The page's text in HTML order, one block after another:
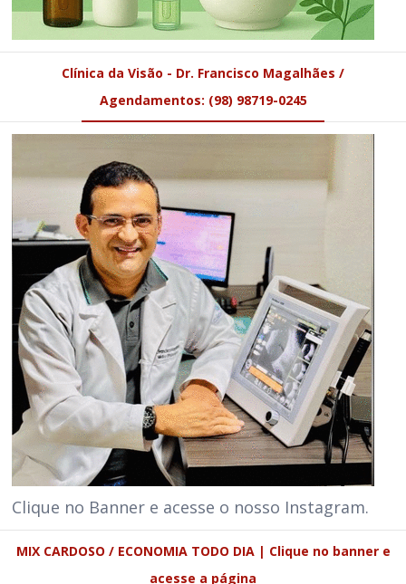
Clínica da Visão - Dr. Francisco Magalhães /
Agendamentos: (98) 98719-0245
Clique no Banner e acesse o nosso Instagram.
MIX CARDOSO / ECONOMIA TODO DIA | Clique no banner e
acesse a página